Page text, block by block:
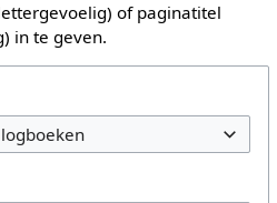
of paginatitel
in te geven.